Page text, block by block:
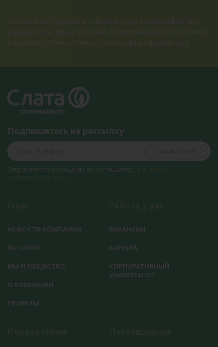
Подпишитесь на рассылку
Подписаться
Отправляя это сообщение, вы соглашаетесь с
НОВОСТИ КОМПАНИИ
ИСТОРИЯ
МЫ И ОБЩЕСТВО
О КОМПАНИИ
ПРОЕКТЫ
ВАКАНСИИ
КАРЬЕРА
КОРПОРАТИВНЫЙ
УНИВЕРСИТЕТ